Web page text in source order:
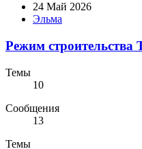
24 Май 2026
Эльма
Режим строительства
Темы
10
Сообщения
13
Темы